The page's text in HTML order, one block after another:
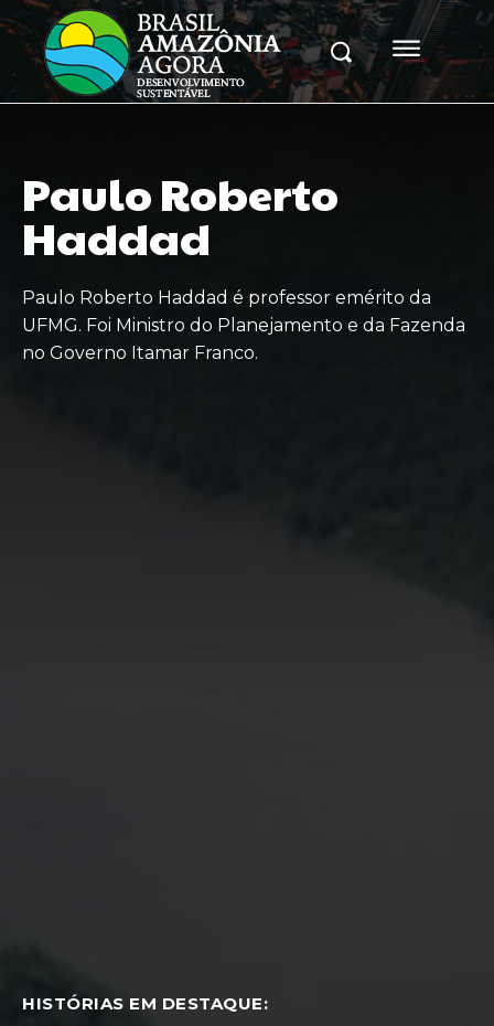
Paulo Roberto
Haddad
Paulo Roberto Haddad é professor emérito da
UFMG. Foi Ministro do Planejamento e da Fazenda
no Governo Itamar Franco.
HISTÓRIAS EM DESTAQUE: